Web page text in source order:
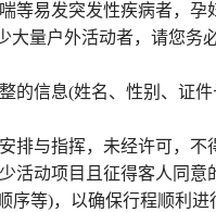
等易发突发性疾病者，
大量户外活动者，请您
的信息(姓名、性别、证
排与指挥，未经许可，
活动项目且征得客人同
序等)，以确保行程顺利